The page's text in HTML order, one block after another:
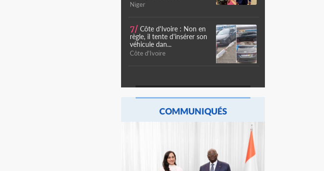
Niger
7/ Côte d'Ivoire : Non en
règle, il tente d'insérer son
véhicule dan...
Côte d'Ivoire
COMMUNIQUÉS